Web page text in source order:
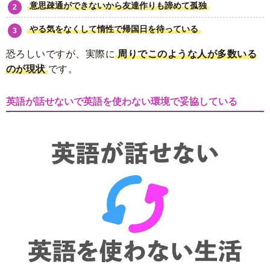
意思疎通ができないから友達作りも諦めて孤独
やる気をなくして惰性で帰国日を待っている
恐ろしいですが、実際に 周りでこのような人が多数いる
のが現状 です。
英語が話せないで英語を使わない環境で妥協している